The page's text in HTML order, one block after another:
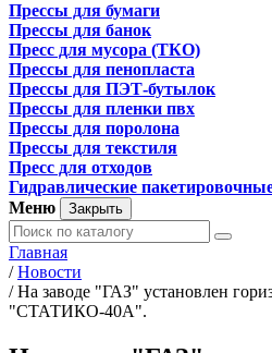
Прессы для бумаги
Прессы для банок
Пресс для мусора (ТКО)
Прессы для пенопласта
Прессы для ПЭТ-бутылок
Прессы для пленки пвх
Прессы для поролона
Прессы для текстиля
Пресс для отходов
Гидравлические
Меню
Закрыть
Главная
/ Новости
/ На заводе "ГАЗ" установлен
"СТАТИКО-40А".